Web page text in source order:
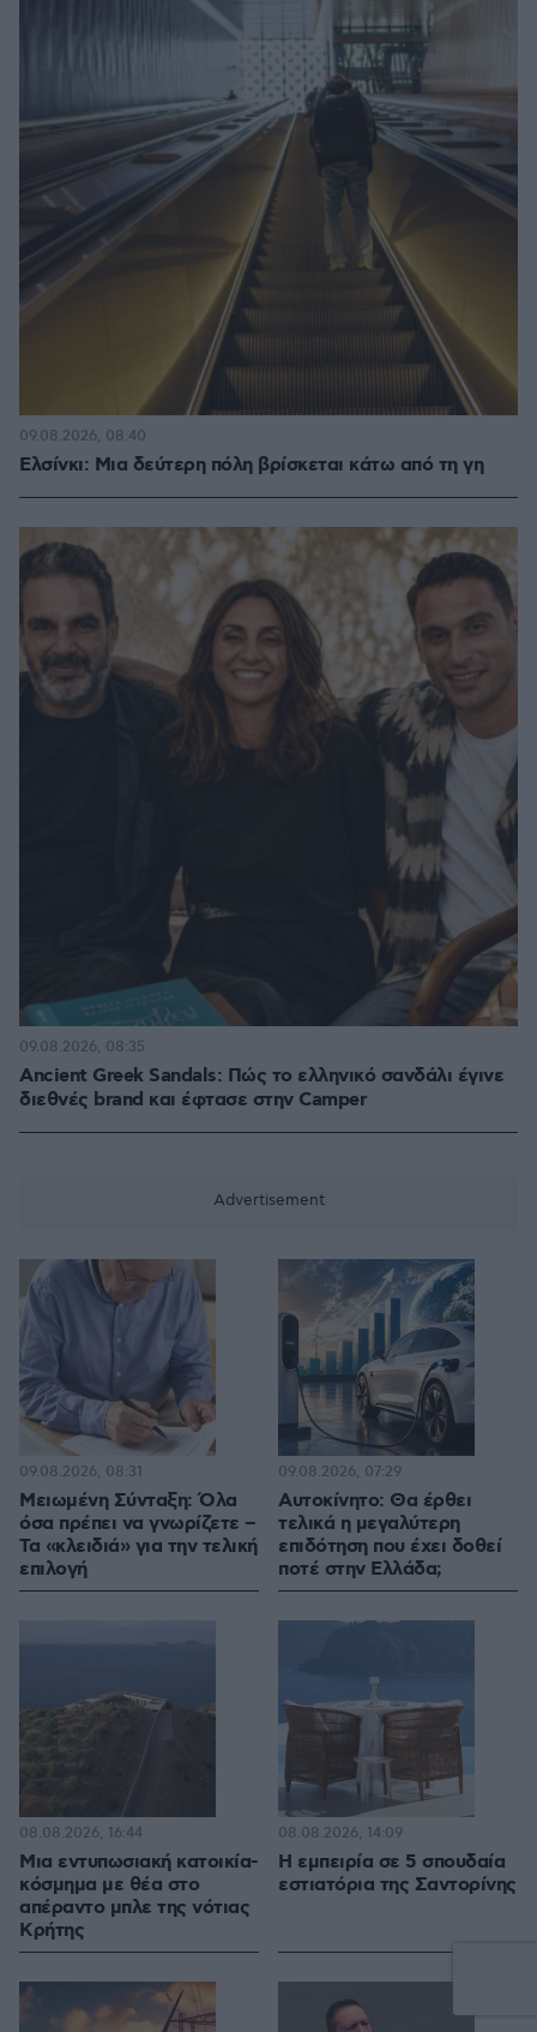
Ελσίνκι: Mια δεύτερη πόλη βρίσκεται κάτω από τη γη
09.08.2026, 08:40
Ancient Greek Sandals: Πώς το ελληνικό σανδάλι έγινε
διεθνές brand και έφτασε στην Camper
09.08.2026, 08:35
Μειωμένη Σύνταξη: Όλα
όσα πρέπει να γνωρίζετε –
Τα «κλειδιά» για την τελική
επιλογή
09.08.2026, 08:31
Αυτοκίνητο: Θα έρθει
τελικά η μεγαλύτερη
επιδότηση που έχει δοθεί
ποτέ στην Ελλάδα;
09.08.2026, 07:29
Μια εντυπωσιακή κατοικία-
κόσμημα με θέα στο
απέραντο μπλε της νότιας
Κρήτης
08.08.2026, 16:44
Η εμπειρία σε 5 σπουδαία
εστιατόρια της Σαντορίνης
08.08.2026, 14:09